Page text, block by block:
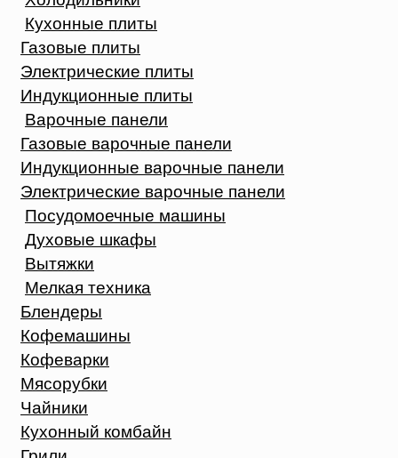
Кухонные плиты
Газовые плиты
Электрические плиты
Индукционные плиты
Варочные панели
Газовые варочные панели
Индукционные варочные панели
Электрические варочные панели
Посудомоечные машины
Духовые шкафы
Вытяжки
Мелкая техника
Блендеры
Кофемашины
Кофеварки
Мясорубки
Чайники
Кухонный комбайн